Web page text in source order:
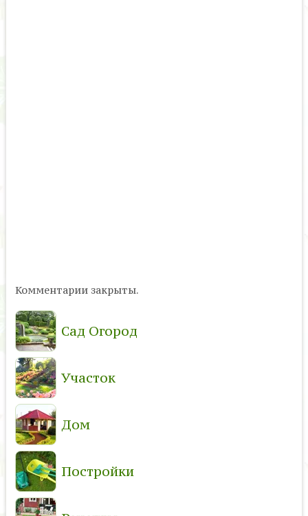
Комментарии закрыты.
Сад Огород
Участок
Дом
Постройки